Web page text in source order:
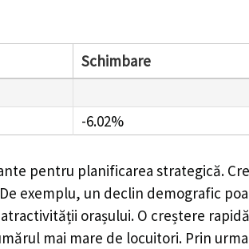
Schimbare
-6.02%
pentru planificarea strategică.
exemplu, un declin demografic
orașului. O creștere
mai mare de locuitori. Prin